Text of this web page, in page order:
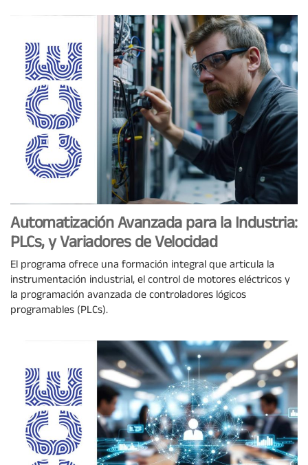
Automatización Avanzada para la Industria:
PLCs, y Variadores de Velocidad
El programa ofrece una formación integral que articula la
instrumentación industrial, el control de motores eléctricos y
la programación avanzada de controladores lógicos
programables (PLCs).